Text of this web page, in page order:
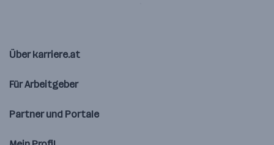
Über karriere.at
Für Arbeitgeber
Partner und Portale